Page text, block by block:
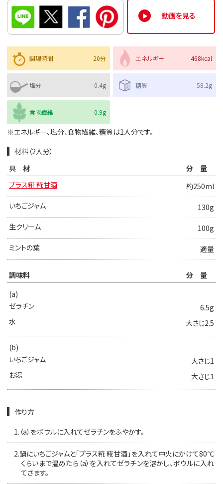
動画を見る
調理時間 20分 エネルギー 468kcal
塩分 0.4g 糖質 58.2g
食物繊維 0.9g
※エネルギー、塩分、食物繊維、糖質は1人分です。
材料（2人分）
具材
分量
プラス糀 糀甘酒
約250ml
いちごジャム
130g
生クリーム
100g
ミントの葉
適量
調味料
分量
(a)
ゼラチン
6.5g
水
大さじ2.5
(b)
いちごジャム
大さじ1
お湯
大さじ1
作り方
1. （a）をボウルに入れてゼラチンをふやかす。
2.鍋にいちごジャムと「プラス糀 糀甘酒」を入れて中火にかけて80℃
くらいまで温めたら（a）を入れてゼラチンを溶かし、ボウルに入れ
てさます。